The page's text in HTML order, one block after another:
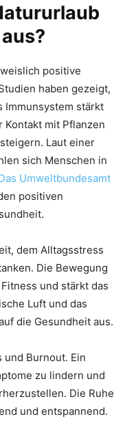
positive
haben gezeigt,
Immunsystem stärkt
mit Pflanzen
Laut einer
sich Menschen in
Umweltbundesamt
positiven
dem Alltagsstress
Die Bewegung
und stärkt das
Luft und das
die Gesundheit aus.
Burnout. Ein
zu lindern und
Die Ruhe
und entspannend.